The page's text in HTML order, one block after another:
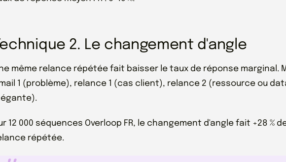
2. Le changement d'angle
même relance répétée fait baisser le taux de réponse marginal.
1 (problème), relance 1 (cas client), relance 2 (ressource ou
12 000 séquences Overloop FR, le changement d'angle fait +28 %
répétée.